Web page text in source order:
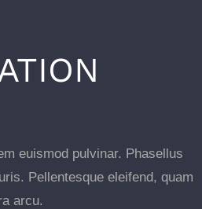
euismod pulvinar. Phasellus
Pellentesque eleifend, quam
arcu.